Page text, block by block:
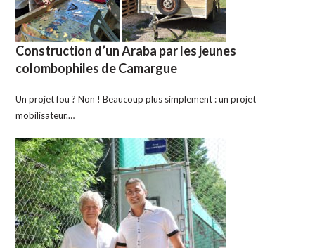
Construction d’un Araba par les jeunes
colombophiles de Camargue
Un projet fou ? Non ! Beaucoup plus simplement : un projet
mobilisateur.…